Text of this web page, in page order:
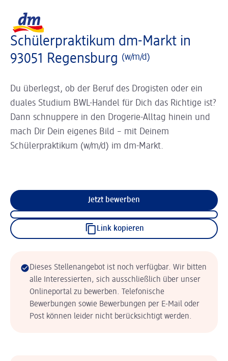
Schülerpraktikum dm-Markt in
93051 Regensburg (w/m/d)
Du überlegst, ob der Beruf des Drogisten oder ein
duales Studium BWL-Handel für Dich das Richtige ist?
Dann schnuppere in den Drogerie-Alltag hinein und
mach Dir Dein eigenes Bild – mit Deinem
Schülerpraktikum (w/m/d) im dm-Markt.
Jetzt bewerben
Link kopieren
Dieses Stellenangebot ist noch verfügbar. Wir bitten
alle Interessierten, sich ausschließlich über unser
Onlineportal zu bewerben. Telefonische
Bewerbungen sowie Bewerbungen per E-Mail oder
Post können leider nicht berücksichtigt werden.